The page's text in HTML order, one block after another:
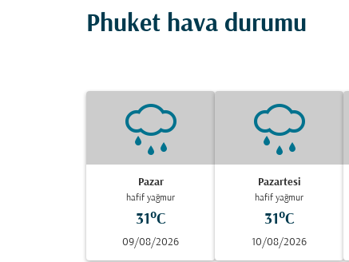
Phuket hava durumu
Pazar
hafif yağmur
31°C
09/08/2026
Pazartesi
hafif yağmur
31°C
10/08/2026